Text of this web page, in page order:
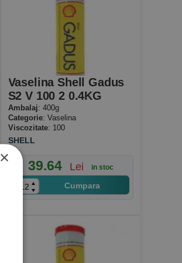
Vaselina Shell Gadus
S2 V 100 2 0.4KG
Ambalaj: 400g
Categorie: Vaselina
Viscozitate: 100
SHELL
39.64 Lei in stoc
Cumpara
×